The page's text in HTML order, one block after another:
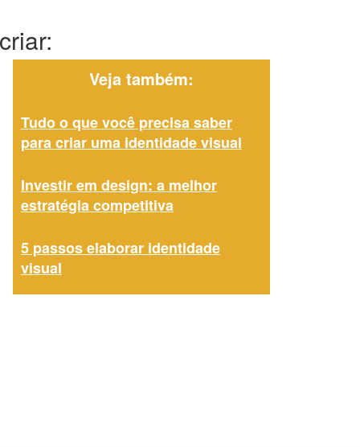
Veja também:
Tudo o que você precisa saber
para criar uma identidade visual
Investir em design: a melhor
estratégia competitiva
5 passos elaborar identidade
visual